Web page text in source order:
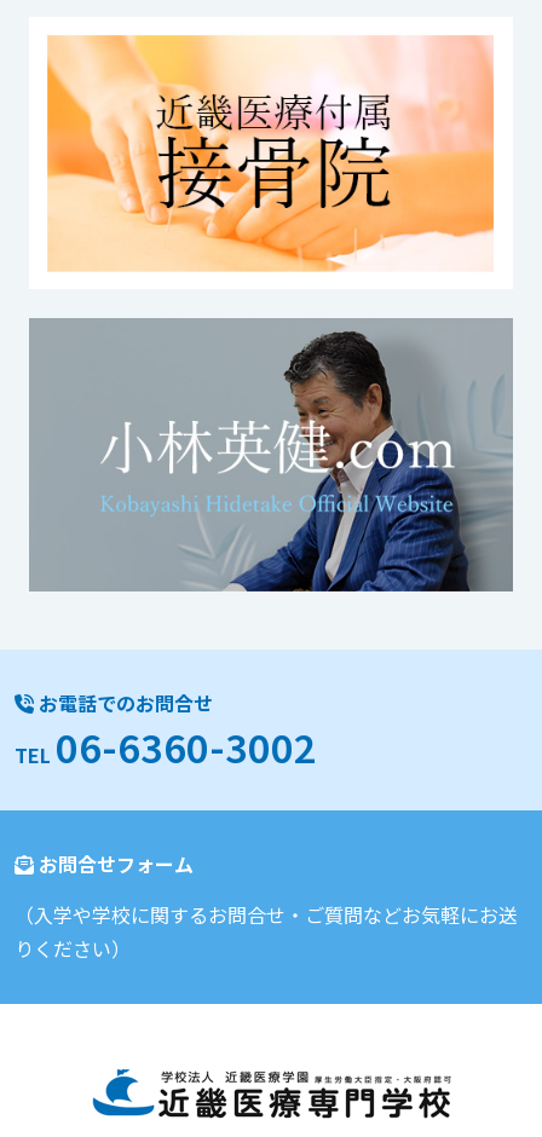
お電話でのお問合せ
TEL 06-6360-3002
お問合せフォーム
（入学や学校に関するお問合せ・ご質問などお気軽にお送
りください）